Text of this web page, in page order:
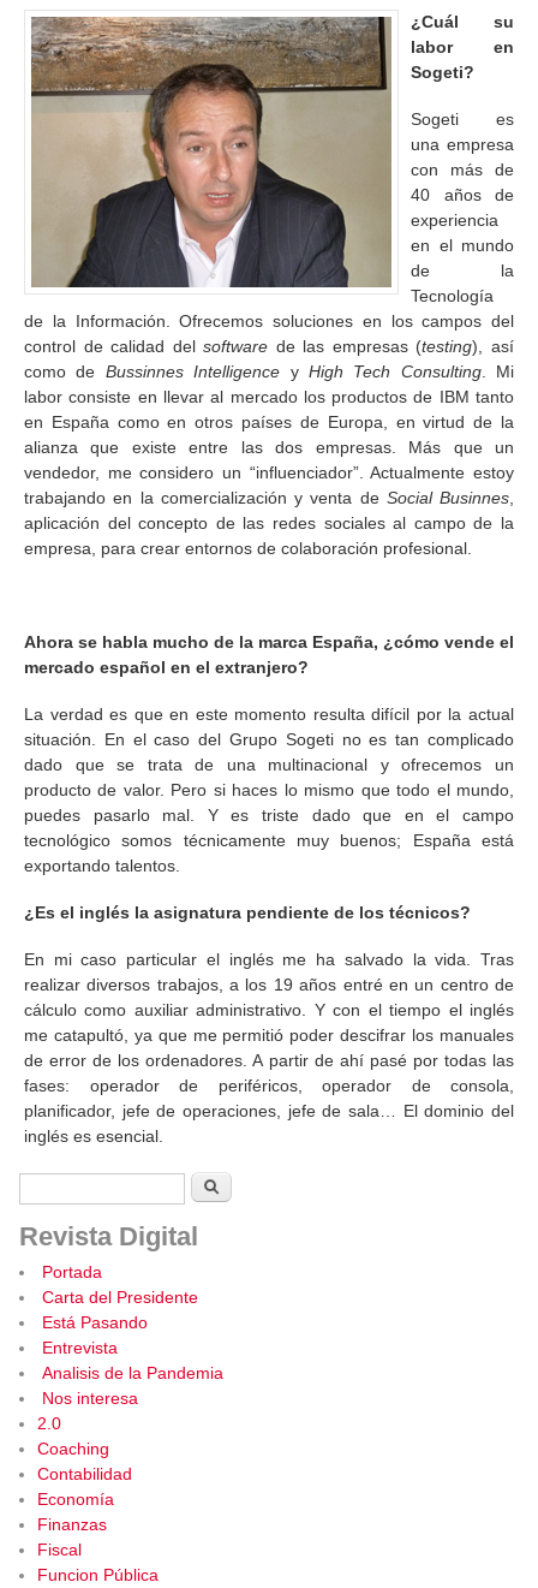
¿Cuál su
labor en
Sogeti?
Sogeti es
una empresa
con más de
40 años de
experiencia
en el mundo
de la
Tecnología
de la Información. Ofrecemos soluciones en los campos del
control de calidad delsoftware de las empresas (testing), así
como de Bussinnes Intelligence y High Tech Consulting. Mi
labor consiste en llevar al mercado los productos de IBM tanto
en España como en otros países de Europa, en virtud de la
alianza que existe entre las dos empresas. Más que un
vendedor, me considero un “influenciador”. Actualmente estoy
trabajando en la comercialización y venta de Social Businnes
aplicación del concepto de las redes sociales al campo de la
empresa, para crear entornos de colaboración profesional.
Ahora se habla mucho de la marca España, ¿cómo vende el
mercado español en el extranjero?
La verdad es que en este momento resulta difícil por la actual
situación. En el caso del Grupo Sogeti no es tan complicado
dado que se trata de una multinacional y ofrecemos un
producto de valor. Pero si haces lo mismo que todo el mundo,
puedes pasarlo mal. Y es triste dado que en el campo
tecnológico somos técnicamente muy buenos; España está
exportando talentos.
¿Es el inglés la asignatura pendiente de los técnicos?
En mi caso particular el inglés me ha salvado la vida. Tras
realizar diversos trabajos, a los 19 años entré en un centro de
cálculo como auxiliar administrativo. Y con el tiempo el inglés
me catapultó, ya que me permitió poder descifrar los manuales
de error de los ordenadores. A partir de ahí pasé por todas las
fases: operador de periféricos, operador de consola,
planificador, jefe de operaciones, jefe de sala… El dominio del
inglés es esencial.
Formulario de búsqueda
Buscar
Revista Digital
Portada
Carta del Presidente
Está Pasando
Entrevista
Analisis de la Pandemia
Nos interesa
2.0
Coaching
Contabilidad
Economía
Finanzas
Fiscal
Funcion Pública